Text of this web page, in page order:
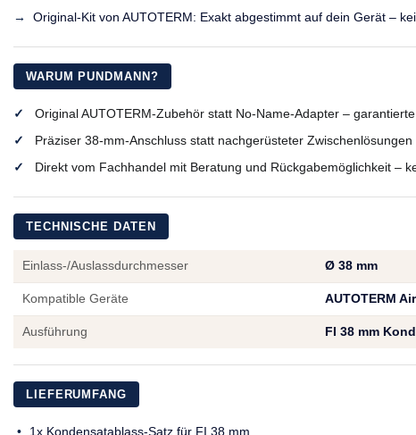
Original-Kit von AUTOTERM: Exakt abgestimmt auf dein Gerät –
WARUM PUNDMANN?
Original AUTOTERM-Zubehör statt No-Name-Adapter –
Präziser 38-mm-Anschluss statt nachgerüsteter
Direkt vom Fachhandel mit Beratung und Rückgabemöglichkeit –
TECHNISCHE DATEN
Einlass-/Auslassdurchmesser Ø 38 mm
Kompatible Geräte AUTOTERM
Ausführung FI 38 mm
LIEFERUMFANG
1x Kondensatablass-Satz für FI 38 mm